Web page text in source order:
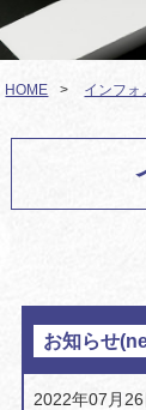
HOME > インフォ
お知らせ
2022年07月26